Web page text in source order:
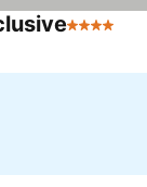
4 Zvezdice